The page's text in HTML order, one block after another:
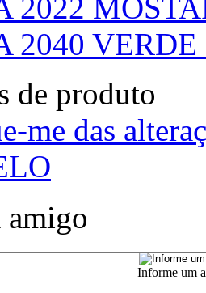
2022
2040
de produto
me das
Informe um